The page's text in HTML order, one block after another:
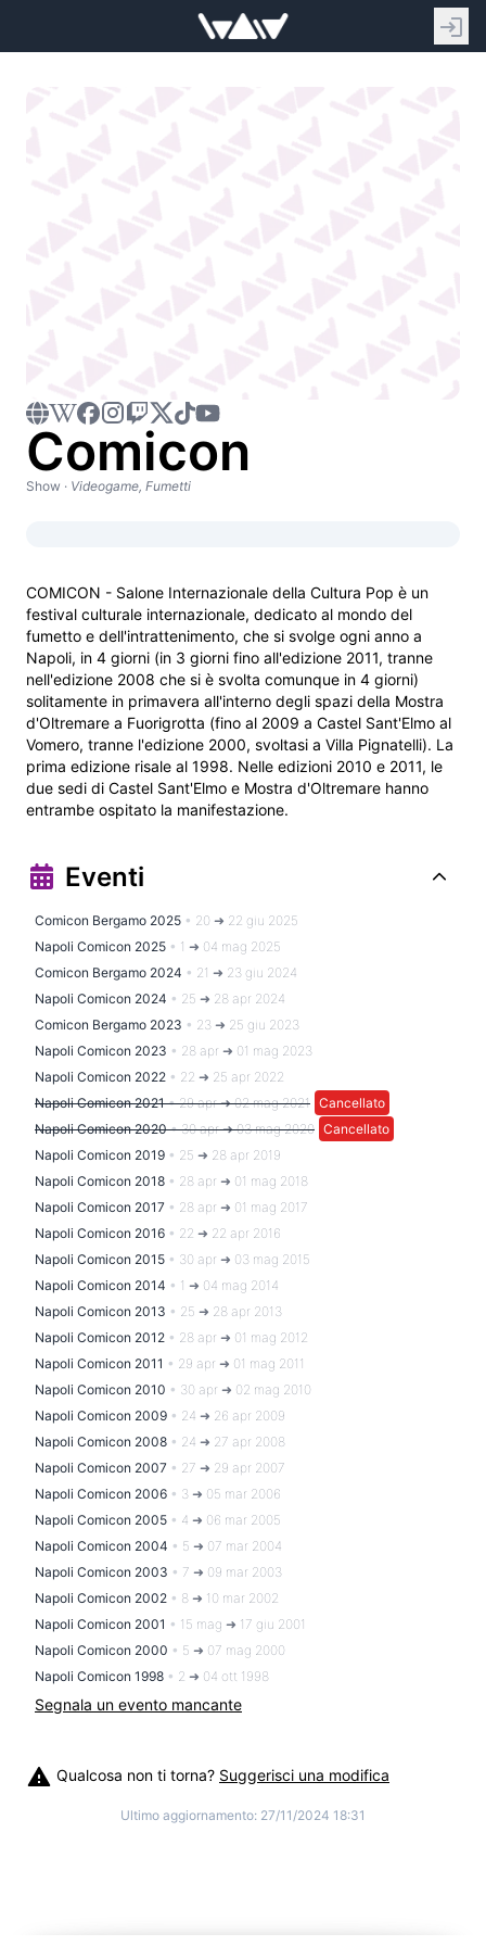
Comicon
Show · Videogame, Fumetti
COMICON - Salone Internazionale della Cultura Pop è un
festival culturale internazionale, dedicato al mondo del
fumetto e dell'intrattenimento, che si svolge ogni anno a
Napoli, in 4 giorni (in 3 giorni fino all'edizione 2011, tranne
nell'edizione 2008 che si è svolta comunque in 4 giorni)
solitamente in primavera all'interno degli spazi della Mostra
d'Oltremare a Fuorigrotta (fino al 2009 a Castel Sant'Elmo al
Vomero, tranne l'edizione 2000, svoltasi a Villa Pignatelli). La
prima edizione risale al 1998. Nelle edizioni 2010 e 2011, le
due sedi di Castel Sant'Elmo e Mostra d'Oltremare hanno
entrambe ospitato la manifestazione.
Eventi
Comicon Bergamo 2025 • 20 ➜ 22 giu 2025
Napoli Comicon 2025 • 1 ➜ 04 mag 2025
Comicon Bergamo 2024 • 21 ➜ 23 giu 2024
Napoli Comicon 2024 • 25 ➜ 28 apr 2024
Comicon Bergamo 2023 • 23 ➜ 25 giu 2023
Napoli Comicon 2023 • 28 apr ➜ 01 mag 2023
Napoli Comicon 2022 • 22 ➜ 25 apr 2022
Napoli Comicon 2021•29 apr ➜ 02 mag 2021 Cancellato
Napoli Comicon 2020•30 apr ➜ 03 mag 2020 Cancellato
Napoli Comicon 2019 • 25 ➜ 28 apr 2019
Napoli Comicon 2018 • 28 apr ➜ 01 mag 2018
Napoli Comicon 2017 • 28 apr ➜ 01 mag 2017
Napoli Comicon 2016 • 22 ➜ 22 apr 2016
Napoli Comicon 2015 • 30 apr ➜ 03 mag 2015
Napoli Comicon 2014 • 1 ➜ 04 mag 2014
Napoli Comicon 2013 • 25 ➜ 28 apr 2013
Napoli Comicon 2012 • 28 apr ➜ 01 mag 2012
Napoli Comicon 2011 • 29 apr ➜ 01 mag 2011
Napoli Comicon 2010 • 30 apr ➜ 02 mag 2010
Napoli Comicon 2009 • 24 ➜ 26 apr 2009
Napoli Comicon 2008 • 24 ➜ 27 apr 2008
Napoli Comicon 2007 • 27 ➜ 29 apr 2007
Napoli Comicon 2006 • 3 ➜ 05 mar 2006
Napoli Comicon 2005 • 4 ➜ 06 mar 2005
Napoli Comicon 2004 • 5 ➜ 07 mar 2004
Napoli Comicon 2003 • 7 ➜ 09 mar 2003
Napoli Comicon 2002 • 8 ➜ 10 mar 2002
Napoli Comicon 2001 • 15 mag ➜ 17 giu 2001
Napoli Comicon 2000 • 5 ➜ 07 mag 2000
Napoli Comicon 1998 • 2 ➜ 04 ott 1998
Segnala un evento mancante
Qualcosa non ti torna? Suggerisci una modifica
Ultimo aggiornamento: 27/11/2024 18:31